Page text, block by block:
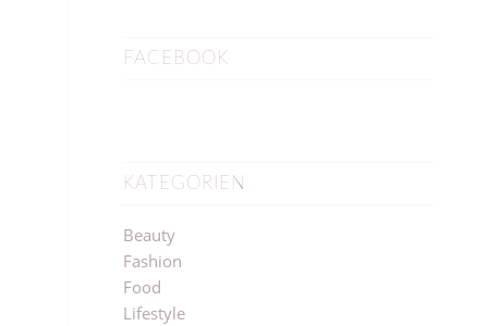
FACEBOOK
KATEGORIEN
Beauty
Fashion
Food
Lifestyle